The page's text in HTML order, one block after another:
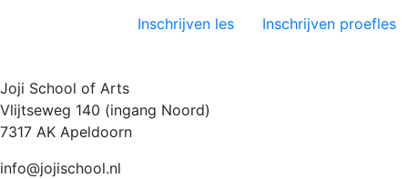
Inschrijven les Inschrijven proefles
Joji School of Arts
Vlijtseweg 140 (ingang Noord)
7317 AK Apeldoorn
info@jojischool.nl